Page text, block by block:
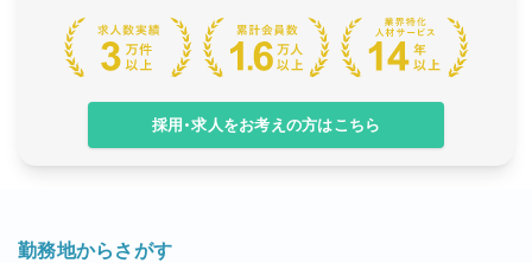
採用・求人をお考えの方はこちら
勤務地からさがす